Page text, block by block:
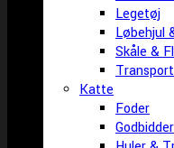
Legetøj
Løbehjul
Skåle &
Katte
Foder
Godbidder